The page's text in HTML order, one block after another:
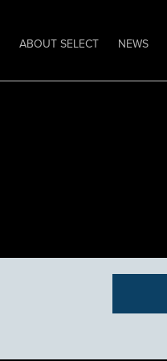
ABOUT SELECT NEWS